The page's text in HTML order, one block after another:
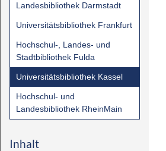
Landesbibliothek Darmstadt
Universitätsbibliothek Frankfurt
Hochschul-, Landes- und
Stadtbibliothek Fulda
Universitätsbibliothek Kassel
Hochschul- und
Landesbibliothek RheinMain
Inhalt